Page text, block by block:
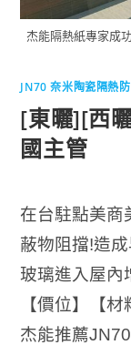
杰能隔熱紙專家成
JN70 奈米陶瓷隔熱
[東曬][西
國主管
在台駐點美商
蔽物阻擋!造
玻璃進入屋內
【價位】【
杰能推薦